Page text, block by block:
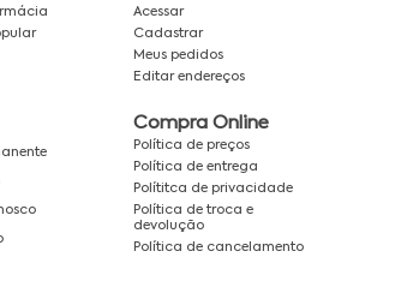
Acessar
Cadastrar
Meus pedidos
Editar endereços
Compra Online
Política de preços
Política de entrega
Polítitca de privacidade
Política de troca e
devolução
Política de cancelamento